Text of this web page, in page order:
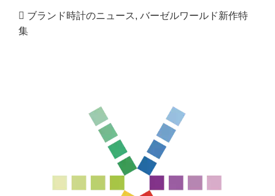
ブランド時計のニュース, バーゼルワールド新作特
集